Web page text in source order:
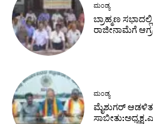
ಮಂಡ್ಯ
ಬ್ರಾಹ್ಮಣ
ರಾಜೀನಾಮೆಗೆ
ಮಂಡ್ಯ
ಮೈಶುಗರ್